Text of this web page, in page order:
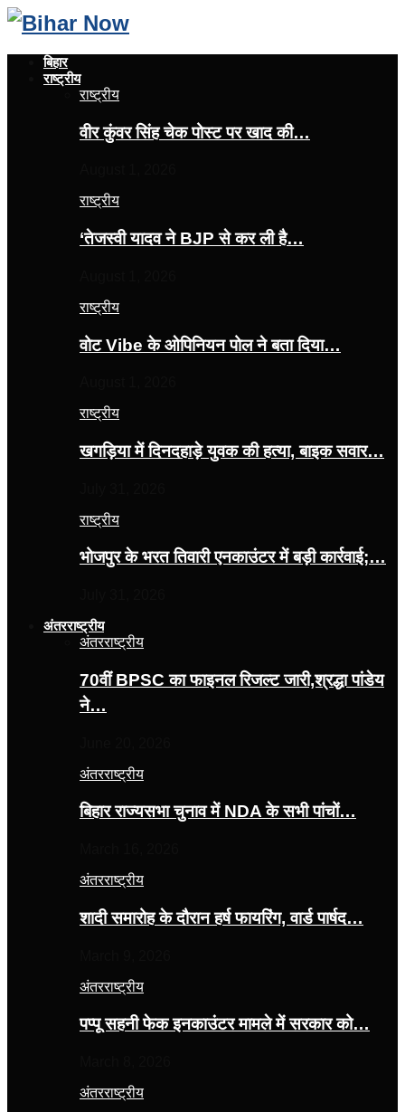
बिहार
राष्ट्रीय
राष्ट्रीय
वीर कुंवर सिंह चेक पोस्ट पर खाद की…
राष्ट्रीय
‘तेजस्‍वी यादव ने BJP से कर ली है…
राष्ट्रीय
वोट Vibe के ओपिनियन पोल ने बता दिया…
राष्ट्रीय
खगड़िया में दिनदहाड़े युवक की हत्या, बाइक सवार…
राष्ट्रीय
भोजपुर के भरत तिवारी एनकाउंटर में बड़ी कार्रवाई;…
अंतरराष्ट्रीय
अंतरराष्ट्रीय
70वीं BPSC का फाइनल रिजल्ट जारी,श्रद्धा पांडेय
ने…
अंतरराष्ट्रीय
बिहार राज्यसभा चुनाव में NDA के सभी पांचों…
अंतरराष्ट्रीय
शादी समारोह के दौरान हर्ष फायरिंग, वार्ड पार्षद…
अंतरराष्ट्रीय
पप्पू सहनी फेक इनकाउंटर मामले में सरकार को…
अंतरराष्ट्रीय